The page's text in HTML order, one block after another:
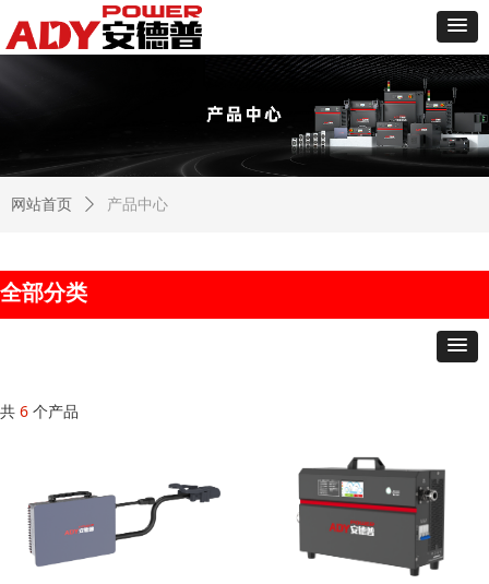
共 6 个产品
网站首页 ꄲ 产品中心
全部分类